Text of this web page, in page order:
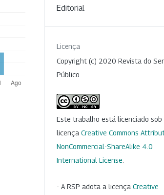
Editorial
Licença
Copyright (c) 2020 Revista do
Público
Este trabalho está licenciado sob
licença Creative Commons
NonCommercial-ShareAlike 4.0
International License
- A RSP adota a licença Creative